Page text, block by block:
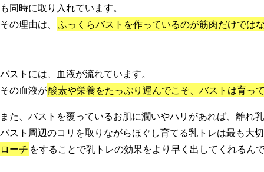
も同時に取り入れています。
その理由は、 ふっくらバストを作っているのが筋肉だけでは
バストには、血液が流れています。
その血液が酸素や栄養をたっぷり運んでこそ、バストは育っ
また、バストを覆っているお肌に潤いやハリがあれば、離れ
バスト周辺のコリを取りながらほぐし育てる乳トレは最も大
ローチ をすることで乳トレの効果をより早く出してくれるん